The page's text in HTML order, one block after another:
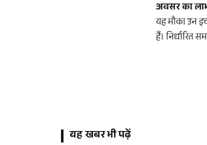
अवसर का
यह मौका उन
हैं। निर्धारित
यह खबर भी पढ़ें